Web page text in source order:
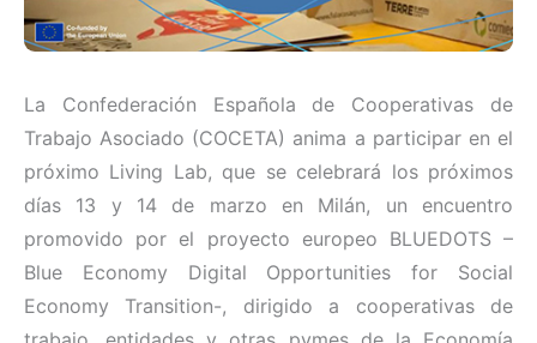
La Confederación Española de Cooperativas de
Trabajo Asociado (COCETA) anima a participar en el
próximo Living Lab, que se celebrará los próximos
días 13 y 14 de marzo en Milán, un encuentro
promovido por el proyecto europeo BLUEDOTS –
Blue Economy Digital Opportunities for Social
Economy Transition-, dirigido a cooperativas de